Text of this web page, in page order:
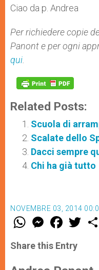
Ciao da p. Andrea
Per richiedere copie
Panont e per ogni
qui
Related Posts:
Scuola di
Scalate dello
Dacci sempre
Chi ha già tutto
NOVEMBRE 03, 2014
W
t
s
p
M
e
s
e
g
F
a
e
b
o
w
r
Share this Entry